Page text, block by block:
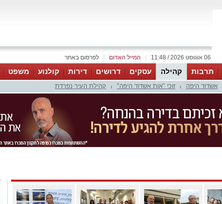
לפרסום באתר המייל האדום 06 אוגוסט 2026 / 11:48
תרבות קהילה עסקים דרושים דירות קולנוע משפט
אשדוד היפה זוכי "אות אשדוד היפה" קהילת העיר נפרדת